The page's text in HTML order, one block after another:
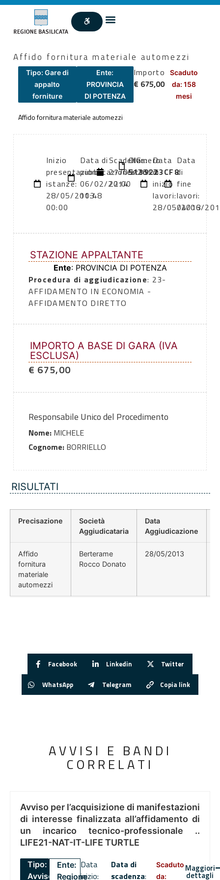
Affido fornitura materiale automezzi
Tipo: Gare di
appalto
forniture
Ente:
PROVINCIA
DI POTENZA
Importo
€ 675,00
Scaduto
da: 158
mesi
Affido fornitura materiale automezzi
Inizio
presentazione
istanze:
28/05/2013
00:00
Data di
pubblicazione:
06/02/2014
10:48
Scadenza:
27/05/2013
22:00
Numero
atto:
CIG:
5139223CF8
Data
di
inizio
lavori:
28/05/2013
Data
di
fine
lavori:
04/06/
STAZIONE APPALTANTE
Ente: PROVINCIA DI POTENZA
Procedura di aggiudicazione: 23-
AFFIDAMENTO IN ECONOMIA -
AFFIDAMENTO DIRETTO
IMPORTO A BASE DI GARA (IVA
ESCLUSA)
€ 675,00
Responsabile Unico del Procedimento
Nome:MICHELE
Cognome:BORRIELLO
RISULTATI
Precisazione
Società
Aggiudicataria
Data
Aggiudicazione
Affido
fornitura
materiale
automezzi
Berterame
Rocco Donato
28/05/2013
Facebook Linkedin Twitter
WhatsApp Telegram Copia link
AVVISI E BANDI
CORRELATI
Avviso per l’acquisizione di manifestazioni
di interesse finalizzata all’affidamento di
un incarico tecnico-professionale ..
LIFE21-NAT-IT-LIFE TURTLE
Tipo:
Avviso
Ente:
Regione
Data
inizio:
Data di
scadenza:
Scaduto
da:
Maggiori
dettagli